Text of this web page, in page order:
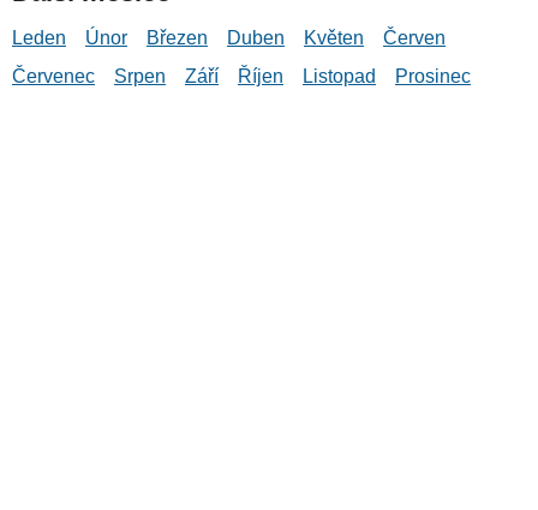
Leden Únor Březen Duben Květen
Červen
Červenec
Srpen Září Říjen Listopad Prosinec